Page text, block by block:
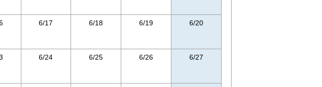
6/17 6/18 6/19 6/20
6/24 6/25 6/26 6/27